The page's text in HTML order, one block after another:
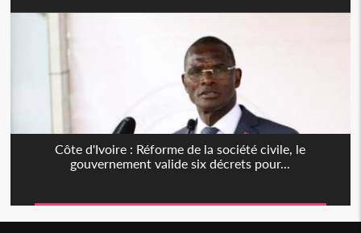
Côte d'Ivoire : Réforme de la société civile, le
gouvernement valide six décrets pour...